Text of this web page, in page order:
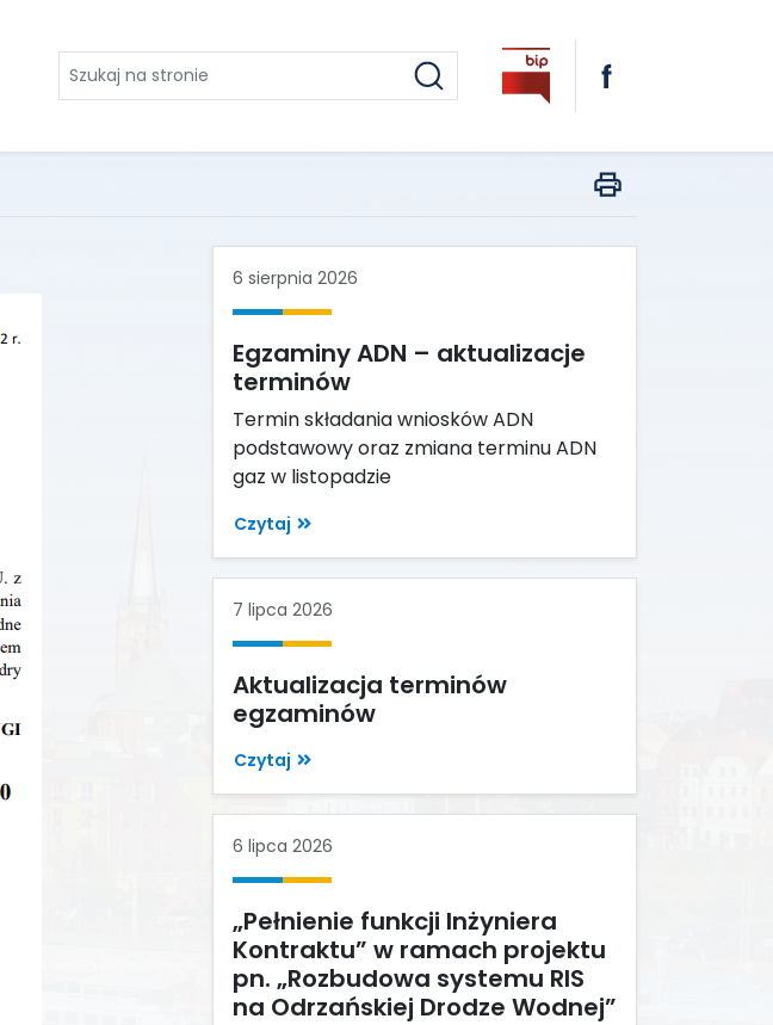
Szukaj
na
6 sierpnia 2026
Egzaminy ADN – aktualizacje
terminów
Termin składania wniosków ADN
podstawowy oraz zmiana terminu ADN
gaz w listopadzie
Czytaj
7 lipca 2026
Aktualizacja terminów
egzaminów
Czytaj
6 lipca 2026
„Pełnienie funkcji Inżyniera
Kontraktu” w ramach projektu
pn. „Rozbudowa systemu RIS
na Odrzańskiej Drodze Wodnej”